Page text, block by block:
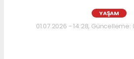
YAŞAM
01.07.2026 - 14:28, Güncelleme: